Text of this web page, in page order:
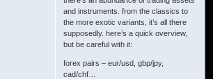
and instruments. from the classics to
the more exotic variants, it’s all there
supposedly. here’s a quick overview,
but be careful with it:
forex pairs – eur/usd, gbp/jpy,
cad/chf…